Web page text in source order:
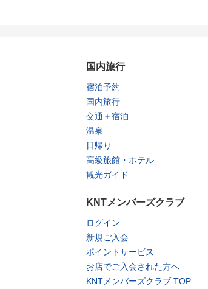
国内旅行
宿泊予約
国内旅行
交通＋宿泊
温泉
日帰り
高級旅館・ホテル
観光ガイド
KNTメンバーズクラブ
ログイン
新規ご入会
ポイントサービス
お店でご入会された方へ
KNTメンバーズクラブ TOP